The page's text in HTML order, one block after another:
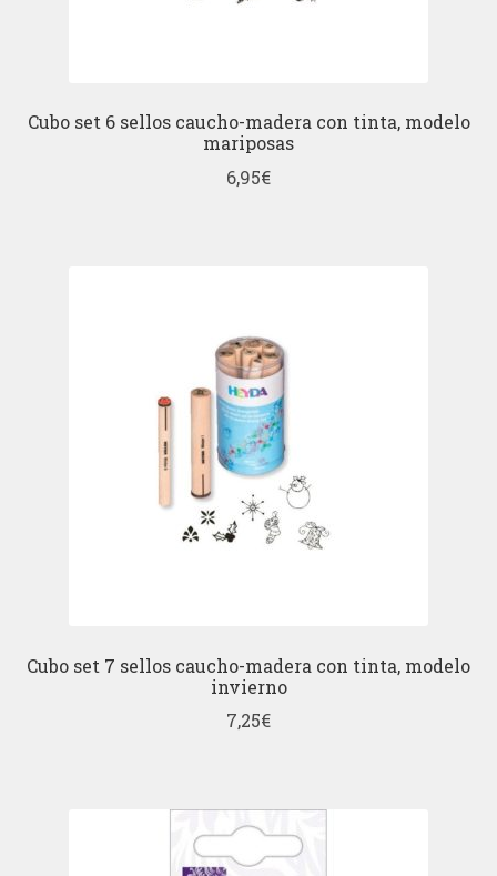
Cubo set 6 sellos caucho-madera con tinta, modelo
mariposas
6,95€
Cubo set 7 sellos caucho-madera con tinta, modelo
invierno
7,25€